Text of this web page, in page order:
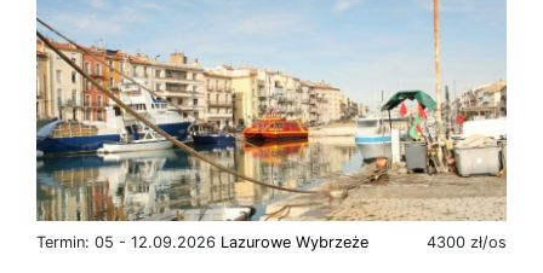
Termin: 05 - 12.09.2026 4300 zł/os
Lazurowe Wybrzeże